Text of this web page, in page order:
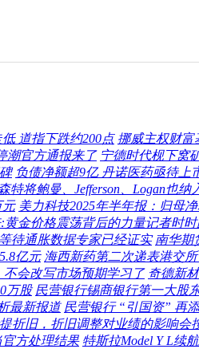
道指下跌约200点 挪威主权财富
潮官方通报来了 宁德时代枧下窝
负债净额超9亿 丹诺医药亟待上
特将鲍曼、Jefferson、Logan也纳
元 美力科技2025年半年报：归母
黄金价格震荡背后的力量记者时
待通胀数据专家已经证实 南华期
亿元 海西新药第二次递表港交
不会改写市场预期学习了 奇德新
万股 民营银行锡商银行第一大股
最新报道 民营银行 “引国资” 再
折旧，折旧调整对业绩的影响会
官方处理结果 特斯拉Model Y L续